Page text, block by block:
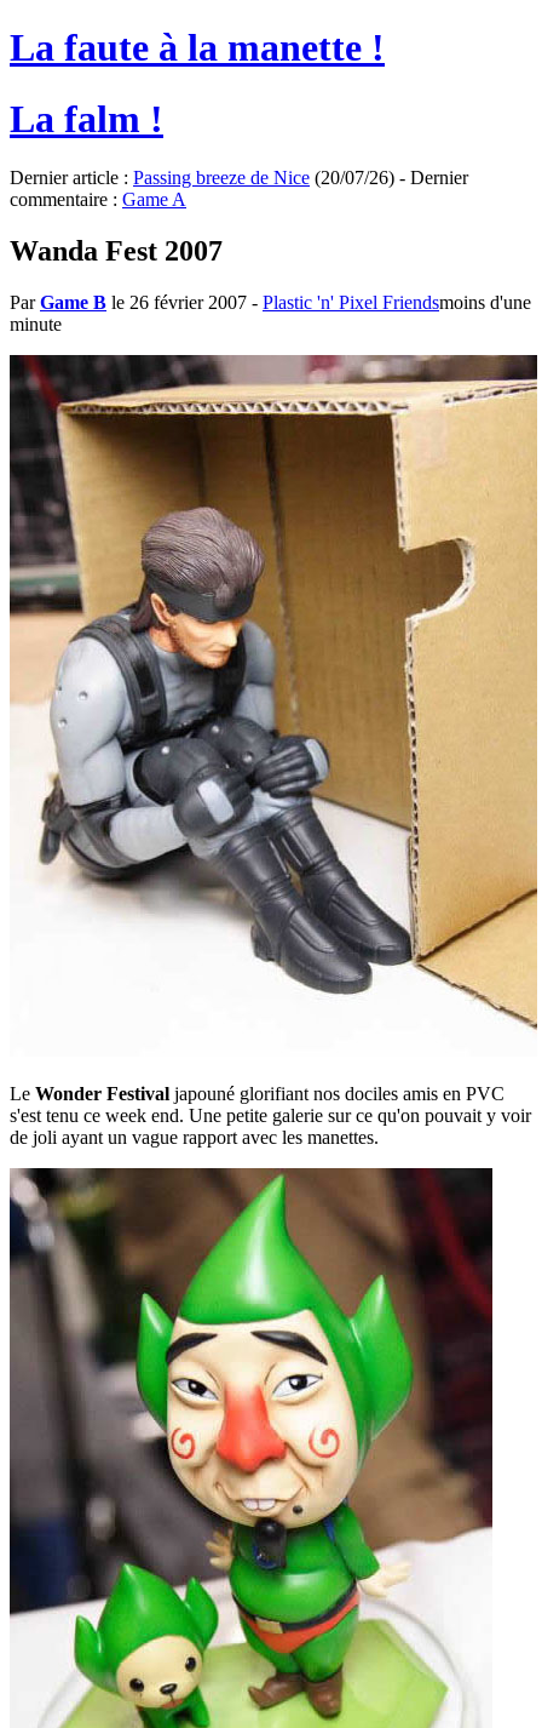
La faute à la manette !
La falm !
Dernier article : Passing breeze de Nice (20/07/26) - Dernier
commentaire : Game A
Wanda Fest 2007
ParGame B le 26 février 2007 - Plastic 'n' Pixel Friendsmoins d'une
minute
Le Wonder Festival japouné glorifiant nos dociles amis en PVC
s'est tenu ce week end. Une petite galerie sur ce qu'on pouvait y voir
de joli ayant un vague rapport avec les manettes.